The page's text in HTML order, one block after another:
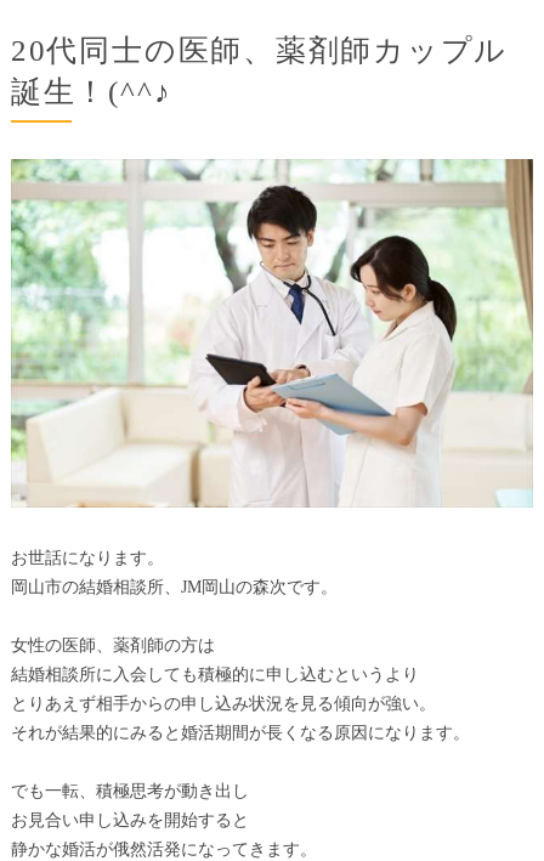
20代同士の医師、薬剤師カップル
誕生！(^^♪
お世話になります。
岡山市の結婚相談所、JM岡山の森次です。
女性の医師、薬剤師の方は
結婚相談所に入会しても積極的に申し込むというより
とりあえず相手からの申し込み状況を見る傾向が強い。
それが結果的にみると婚活期間が長くなる原因になります。
でも一転、積極思考が動き出し
お見合い申し込みを開始すると
静かな婚活が俄然活発になってきます。